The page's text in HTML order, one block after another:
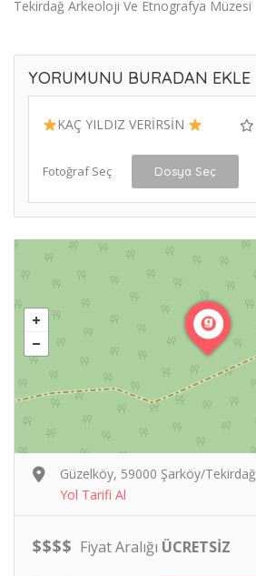
Tekirdağ Arkeoloji Ve Etnografya Müzesi
YORUMUNU BURADAN EKLE
KAÇ YILDIZ VERİRSİN
Fotoğraf Seç Dosya Seç
Güzelköy, 59000 Şarköy/Tekirdağ
Yol Tarifi Al
$$$$ Fiyat Aralığı ÜCRETSİZ